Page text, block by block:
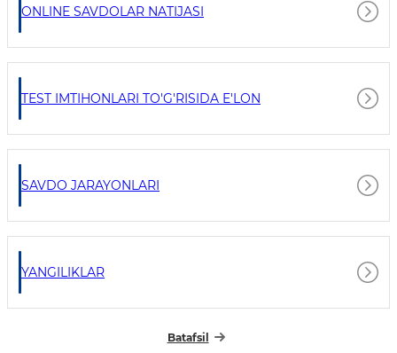
ONLINE SAVDOLAR NATIJASI
TEST IMTIHONLARI TO'G'RISIDA E'LON
SAVDO JARAYONLARI
YANGILIKLAR
Batafsil